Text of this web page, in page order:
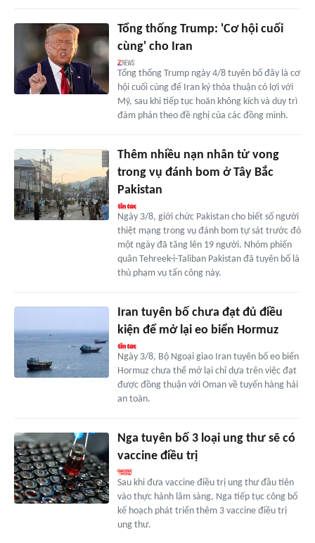
Tổng thống Trump: 'Cơ hội cuối
cùng' cho Iran
Tổng thống Trump ngày 4/8 tuyên bố đây là cơ
hội cuối cùng để Iran ký thỏa thuận có lợi với
Mỹ, sau khi tiếp tục hoãn không kích và duy trì
đàm phán theo đề nghị của các đồng minh.
Thêm nhiều nạn nhân tử vong
trong vụ đánh bom ở Tây Bắc
Pakistan
Ngày 3/8, giới chức Pakistan cho biết số người
thiệt mạng trong vụ đánh bom tự sát trước đó
một ngày đã tăng lên 19 người. Nhóm phiến
quân Tehreek-i-Taliban Pakistan đã tuyên bố là
thủ phạm vụ tấn công này.
Iran tuyên bố chưa đạt đủ điều
kiện để mở lại eo biển Hormuz
Ngày 3/8, Bộ Ngoại giao Iran tuyên bố eo biển
Hormuz chưa thể mở lại chỉ dựa trên việc đạt
được đồng thuận với Oman về tuyến hàng hải
an toàn.
Nga tuyên bố 3 loại ung thư sẽ có
vaccine điều trị
Sau khi đưa vaccine điều trị ung thư đầu tiên
vào thực hành lâm sàng, Nga tiếp tục công bố
kế hoạch phát triển thêm 3 vaccine điều trị
ung thư.